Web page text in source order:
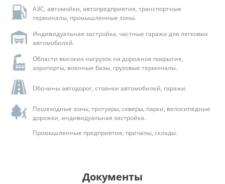
АЗС, автомойки, автопредприятия, транспортные
терминалы, промышленные зоны.
Индивидуальная застройка, частные гаражи для легковых
автомобилей.
Области высоких нагрузок на дорожное покрытие,
аэропорты, военные базы, грузовые терминалы.
Обочины автодорог, стоянки автомобилей, гаражи.
Пешеходные зоны, тротуары, скверы, парки, велосипедные
дорожки, индивидуальная застройка.
Промышленные предприятия, причалы, склады.
Документы